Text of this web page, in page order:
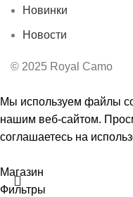
Новинки
Новости
© 2025 Royal Camo
Мы используем файлы
нашим веб-сайтом.
соглашаетесь на
Магазин
Фильтры